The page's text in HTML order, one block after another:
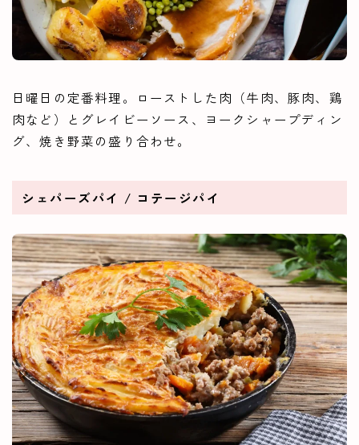
日曜日の定番料理。ローストした肉（牛肉、豚肉、鶏
肉など）とグレイビーソース、ヨークシャープディン
グ、焼き野菜の盛り合わせ。
シェパーズパイ / コテージパイ